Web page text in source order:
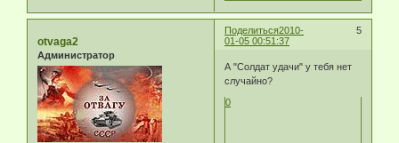
Поделиться 5
2010-
01-05 00:51:37
otvaga2
Администратор
А "Солдат удачи" у тебя нет
случайно?
0